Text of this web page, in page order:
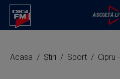
Acasa Știri Sport Cipru - România, meci